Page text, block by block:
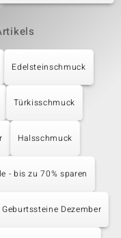
Edelsteinschmuck
Türkisschmuck
Halsschmuck
- bis zu 70% sparen
Geburtssteine Dezember